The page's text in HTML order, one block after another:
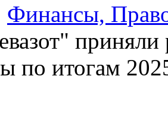
Финансы,
приняли
по итогам